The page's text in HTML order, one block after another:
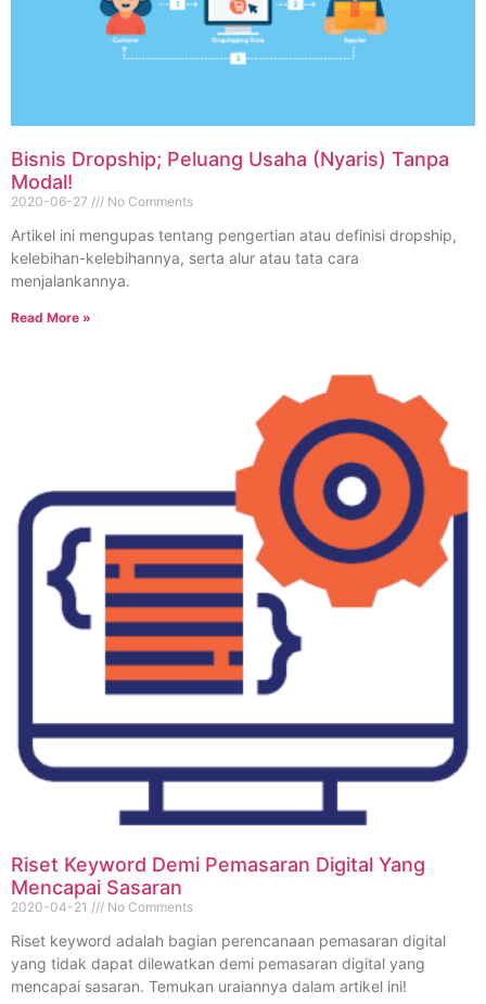
Bisnis Dropship; Peluang Usaha (Nyaris) Tanpa
Modal!
2020-06-27 No Comments
Artikel ini mengupas tentang pengertian atau definisi dropship,
kelebihan-kelebihannya, serta alur atau tata cara
menjalankannya.
Read More »
Riset Keyword Demi Pemasaran Digital Yang
Mencapai Sasaran
2020-04-21 No Comments
Riset keyword adalah bagian perencanaan pemasaran digital
yang tidak dapat dilewatkan demi pemasaran digital yang
mencapai sasaran. Temukan uraiannya dalam artikel ini!